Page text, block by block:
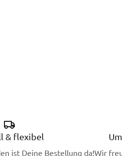
& flexibel
ist Deine Bestellung da!Wir